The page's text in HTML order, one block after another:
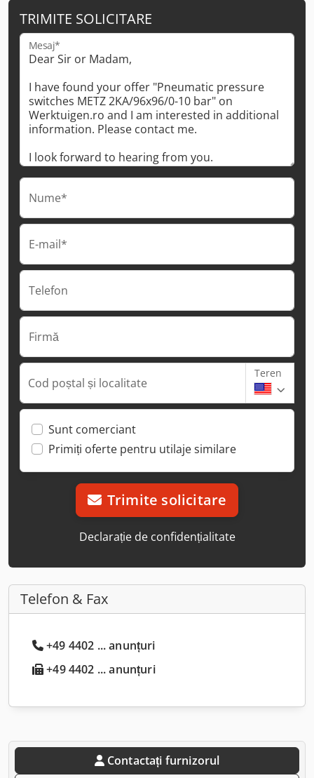
TRIMITE SOLICITARE
Mesaj*
Nume*
E-mail*
Telefon
Firmă
Cod poștal și localitate
Teren
Sunt comerciant
Primiți oferte pentru utilaje similare
Trimite solicitare
Declarație de confidențialitate
Telefon & Fax
+49 4402 ... anunțuri
+49 4402 ... anunțuri
Contactați furnizorul